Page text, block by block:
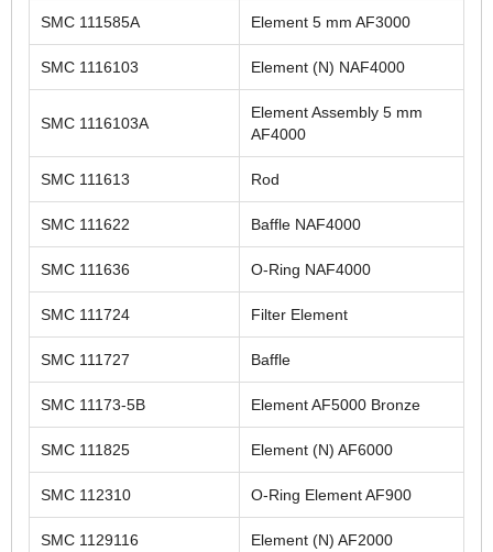
SMC 111585A Element 5 mm AF3000
SMC 1116103 Element (N) NAF4000
SMC 1116103A
Element Assembly 5 mm
AF4000
SMC 111613 Rod
SMC 111622 Baffle NAF4000
SMC 111636 O-Ring NAF4000
SMC 111724 Filter Element
SMC 111727 Baffle
SMC 11173-5B Element AF5000 Bronze
SMC 111825 Element (N) AF6000
SMC 112310 O-Ring Element AF900
SMC 1129116 Element (N) AF2000